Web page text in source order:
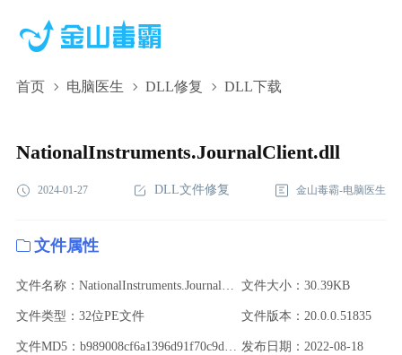
首页 电脑医生 DLL修复 DLL下载
NationalInstruments.JournalClient.dll
2024-01-27 DLL文件修复 金山毒霸-电脑医生
文件属性
文件名称：NationalInstruments.JournalClient.dll 文件大小：30.39KB
文件类型：32位PE文件 文件版本：20.0.0.51835
文件MD5：b989008cf6a1396d91f70c9deb301dd3 发布日期：2022-08-18